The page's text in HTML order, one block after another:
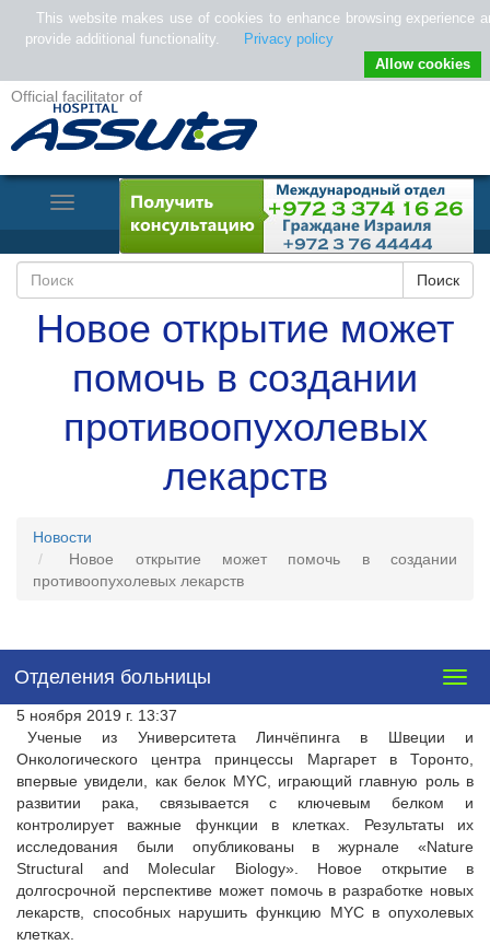
Official facilitator of
Toggle
Navigation
Новое открытие может
помочь в создании
противоопухолевых
лекарств
Новости
Новое открытие может помочь в создании
противоопухолевых лекарств
Отделения больницы
5 ноября 2019 г. 13:37
Ученые из Университета Линчёпинга в Швеции и
Онкологического центра принцессы Маргарет в Торонто,
впервые увидели, как белок MYC, играющий главную роль в
развитии рака, связывается с ключевым белком и
контролирует важные функции в клетках. Результаты их
исследования были опубликованы в журнале «Nature
Structural and Molecular Biology». Новое открытие в
долгосрочной перспективе может помочь в разработке новых
лекарств, способных нарушить функцию MYC в опухолевых
клетках.
This website makes use of cookies to enhance browsing experience
provide additional functionality.
Privacy policy
Allow cookies